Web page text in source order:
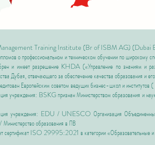
Training Institute (Br of ISBM AG) (Dubai
о профессиональном и техническом обучении по широкому
и имеет разрешение KHDA («Управление по знаниям и
Дубая, отвечающего за обеспечение качества образования и
Европейским советом ведущих бизнес-школ и институтов (
учреждения: BSKG признан Министерством образования и
учреждения: EDU / UNESCO Организация
Министерство образования в ПВ
сертификат ISO 29995:2021 в категории«Образовательные